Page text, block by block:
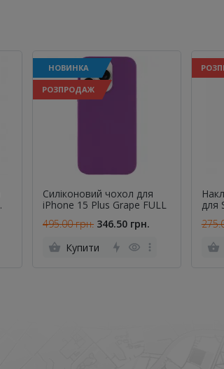
НОВИНКА
РОЗПРОДАЖ
Cиліконовий чохол для
iPhone 15 Plus Grape FULL
495.00 грн. 346.50 грн.
Купити
для